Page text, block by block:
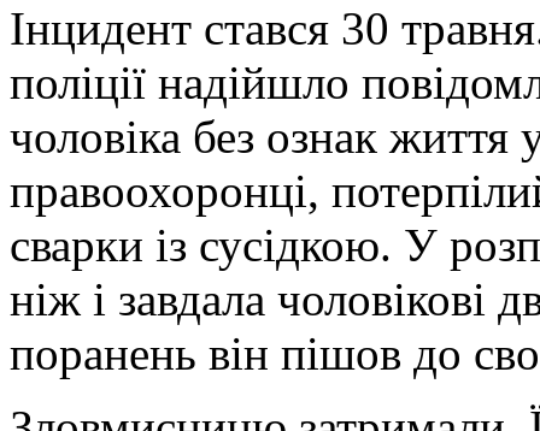
Інцидент стався 30
поліції надійшло
чоловіка без ознак життя
правоохоронці,
сварки із сусідкою. У
ніж і завдала чоловікові
поранень він пішов до